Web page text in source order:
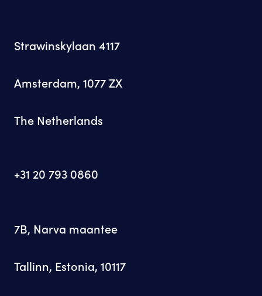
Strawinskylaan 4117
Amsterdam, 1077 ZX
The Netherlands
+31 20 793 0860
7B, Narva maantee
Tallinn, Estonia, 10117